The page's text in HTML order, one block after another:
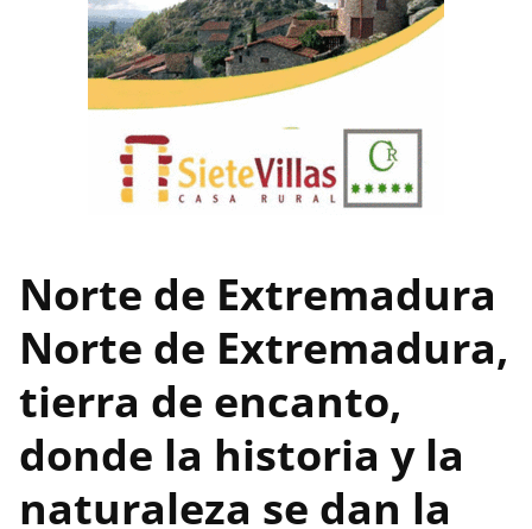
Norte de Extremadura
Norte de Extremadura,
tierra de encanto,
donde la historia y la
naturaleza se dan la